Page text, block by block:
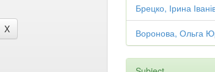
Брецко, Ірина
Воронова, Ольга